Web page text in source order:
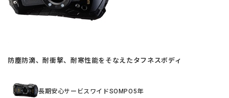
防塵防滴、耐衝撃、耐寒性能をそなえたタフネスボディ
長期安心サービスワイドSOMPO5年